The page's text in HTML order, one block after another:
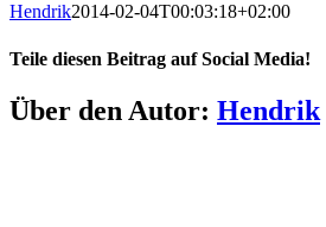
Hendrik2014-02-04T00:03:18+02:00
Teile diesen Beitrag auf Social Media!
Facebook
X
LinkedIn
Pinterest
E-
Mail
Über den Autor: Hendrik